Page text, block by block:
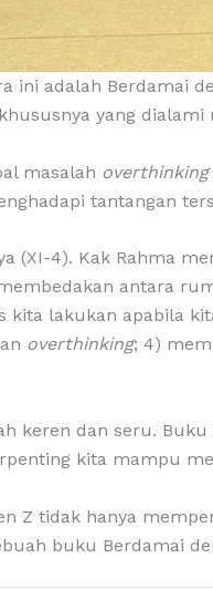
ini adalah Berdamai
yang dialami
masalah overthinking
tantangan
(XI-4). Kak Rahma
antara
kita lakukan apabila
overthinking; 4)
keren dan seru.
kita mampu
Z tidak hanya
buku Berdamai